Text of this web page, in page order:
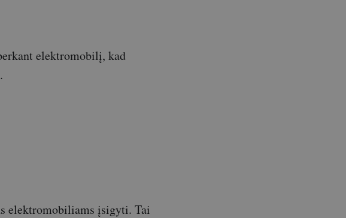
elektromobilį, kad
elektromobiliams įsigyti. Tai